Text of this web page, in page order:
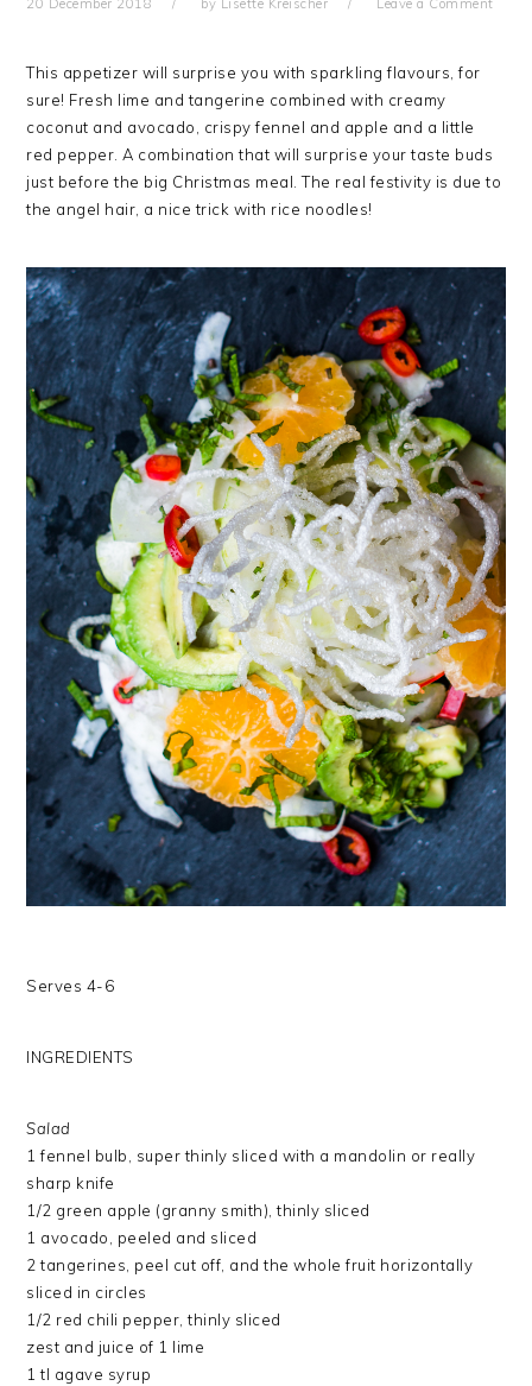
20 December 2018 by Lisette Kreischer Leave a Comment
This appetizer will surprise you with sparkling flavours, for
sure! Fresh lime and tangerine combined with creamy
coconut and avocado, crispy fennel and apple and a little
red pepper. A combination that will surprise your taste buds
just before the big Christmas meal. The real festivity is due to
the angel hair, a nice trick with rice noodles!
Serves 4-6
INGREDIENTS
Salad
1 fennel bulb, super thinly sliced with a mandolin or really
sharp knife
1/2 green apple (granny smith), thinly sliced
1 avocado, peeled and sliced
2 tangerines, peel cut off, and the whole fruit horizontally
sliced in circles
1/2 red chili pepper, thinly sliced
zest and juice of 1 lime
1 tl agave syrup